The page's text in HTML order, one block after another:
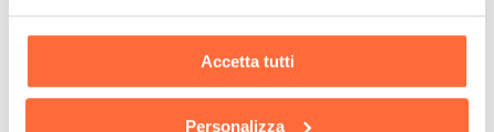
Accetta tutti
Personalizza